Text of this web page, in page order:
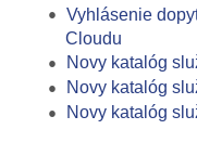
Vyhlásenie
Cloudu
Novy katalóg
Novy katalóg
Novy katalóg